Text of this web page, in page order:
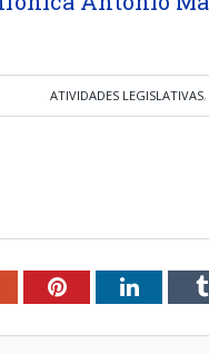
ATIVIDADES LEGISLATIVAS,
PinterestLinkedIn